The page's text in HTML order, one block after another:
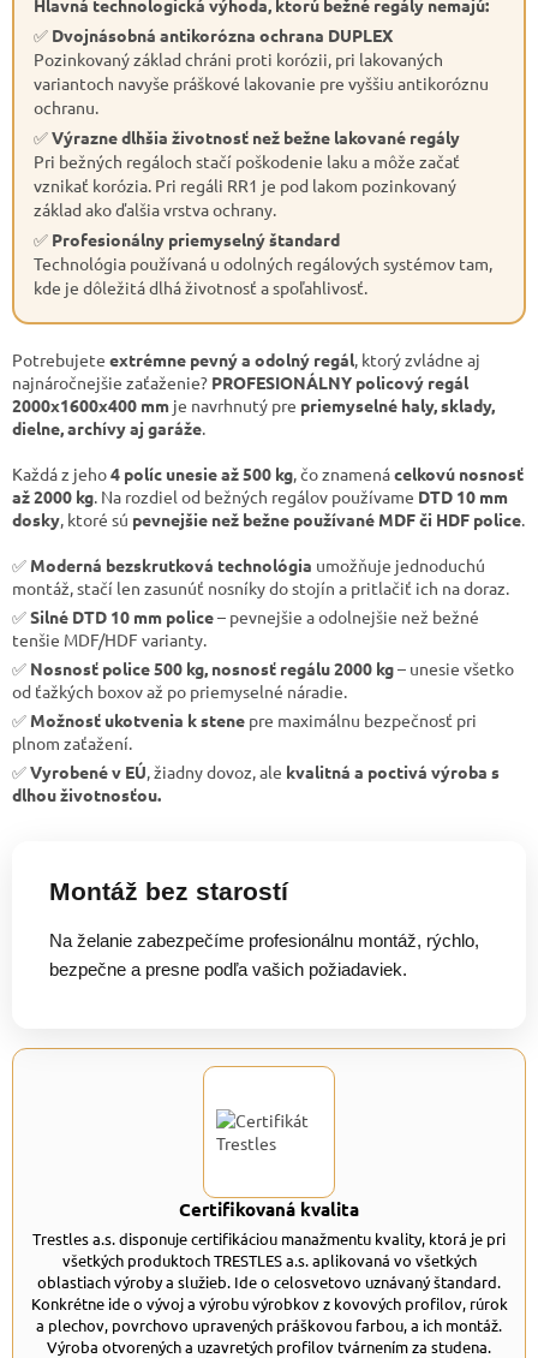
✅ Dvojnásobná antikorózna ochrana DUPLEX
Pozinkovaný základ chráni proti korózii, pri lakovaných
variantoch navyše práškové lakovanie pre vyššiu antikoróznu
ochranu.
✅Výrazne dlhšia životnosť než bežne lakované regály
Pri bežných regáloch stačí poškodenie laku a môže začať
vznikať korózia. Pri regáli RR1 je pod lakom pozinkovaný
základ ako ďalšia vrstva ochrany.
✅ Profesionálny priemyselný štandard
Technológia používaná u odolných regálových systémov tam,
kde je dôležitá dlhá životnosť a spoľahlivosť.
Potrebujete extrémne pevný a odolný regál , ktorý zvládne aj
najnáročnejšie zaťaženie? PROFESIONÁLNY policový regál
2000x1600x400 mm je navrhnutý pre priemyselné haly, sklady,
dielne, archívy aj garáže
Každá z jeho4 políc unesie až 500 kg , čo znamenácelkovú nosnosť
až 2000 kg . Na rozdiel od bežných regálov používame DTD 10 mm
dosky , ktoré sú pevnejšie než bežne používané MDF či HDF police
✅ Moderná bezskrutková technológia umožňuje jednoduchú
montáž, stačí len zasunúť nosníky do stojín a pritlačiť ich na doraz.
✅Silné DTD 10 mm police– pevnejšie a odolnejšie než bežné
tenšie MDF/HDF varianty.
✅ Nosnosť police 500 kg, nosnosť regálu 2000 kg– unesie všetko
od ťažkých boxov až po priemyselné náradie.
✅ Možnosť ukotvenia k stene pre maximálnu bezpečnosť pri
plnom zaťažení.
✅Vyrobené v EÚ , žiadny dovoz, ale kvalitná a poctivá výroba s
dlhou životnosťou.
Montáž bez starostí
Na želanie zabezpečíme profesionálnu montáž, rýchlo,
bezpečne a presne podľa vašich požiadaviek.
Certifikovaná kvalita
Trestles a.s. disponuje certifikáciou manažmentu kvality, ktorá je pri
všetkých produktoch TRESTLES a.s. aplikovaná vo všetkých
oblastiach výroby a služieb. Ide o celosvetovo uznávaný štandard.
Konkrétne ide o vývoj a výrobu výrobkov z kovových profilov, rúrok
a plechov, povrchovo upravených práškovou farbou, a ich montáž.
Výroba otvorených a uzavretých profilov tvárnením za studena.